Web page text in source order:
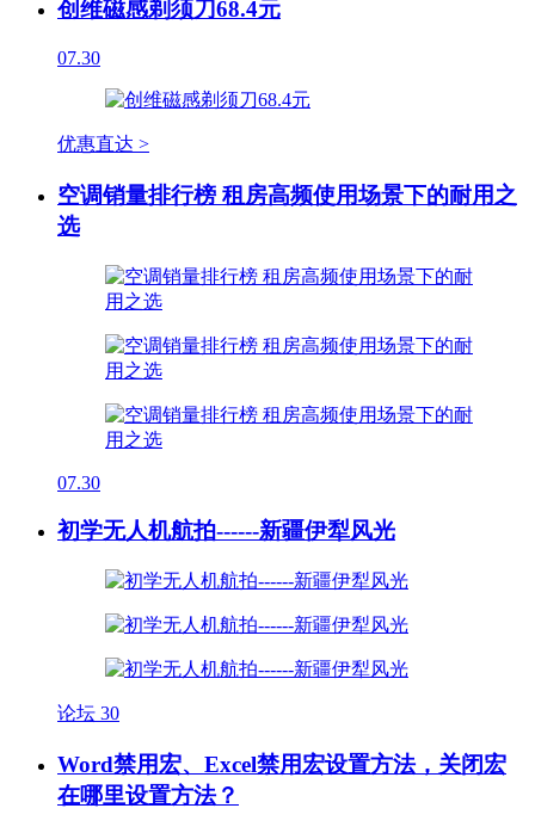
创维磁感剃须刀68.4元
07.30
优惠直达 >
空调销量排行榜 租房高频使用场景下的耐用之
选
07.30
初学无人机航拍------新疆伊犁风光
论坛 30
Word禁用宏、Excel禁用宏设置方法，关闭宏
在哪里设置方法？